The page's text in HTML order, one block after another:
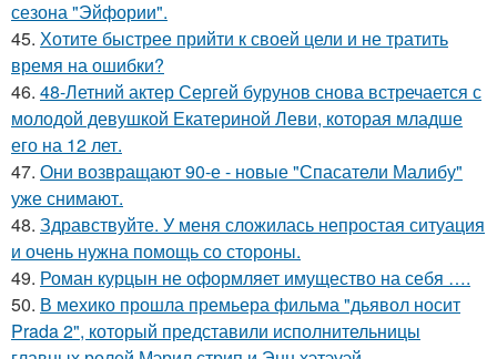
сезона "Эйфории".
45. Хотите быстрее прийти к своей цели и не тратить
время на ошибки?
46. 48-Летний актер Сергей бурунов снова встречается с
молодой девушкой Екатериной Леви, которая младше
его на 12 лет.
47. Они возвращают 90-е - новые "Спасатели Малибу"
уже снимают.
48. Здравствуйте. У меня сложилась непростая ситуация
и очень нужна помощь со стороны.
49. Роман курцын не оформляет имущество на себя ….
50. В мехико прошла премьера фильма "дьявол носит
Prada 2", который представили исполнительницы